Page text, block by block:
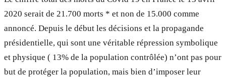
2020 serait de 21.700 morts * et non de 15.000 comme
annoncé. Depuis le début les décisions et la propagande
présidentielle, qui sont une véritable répression symbolique
et physique ( 13% de la population contrôlée) n’ont pas pour
but de protéger la population, mais bien d’imposer leur